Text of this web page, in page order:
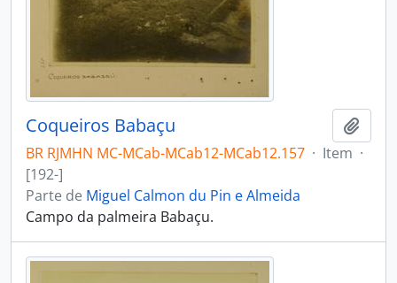
Coqueiros Babaçu
BR RJMHN MC-MCab-MCab12-MCab12.157 · Item ·
[192-]
Parte de Miguel Calmon du Pin e Almeida
Campo da palmeira Babaçu.